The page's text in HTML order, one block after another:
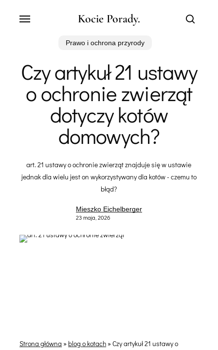
Kocie Porady.
Menu
Prawo i ochrona przyrody
Czy artykuł 21 ustawy
o ochronie zwierząt
dotyczy kotów
domowych?
art. 21 ustawy o ochronie zwierząt znajduje się w ustawie
jednak dla wielu jest on wykorzystywany dla kotów - czemu to
błąd?
Mieszko Eichelberger
23 maja, 2026
Strona główna »blog o kotach »Czy artykuł 21 ustawy o